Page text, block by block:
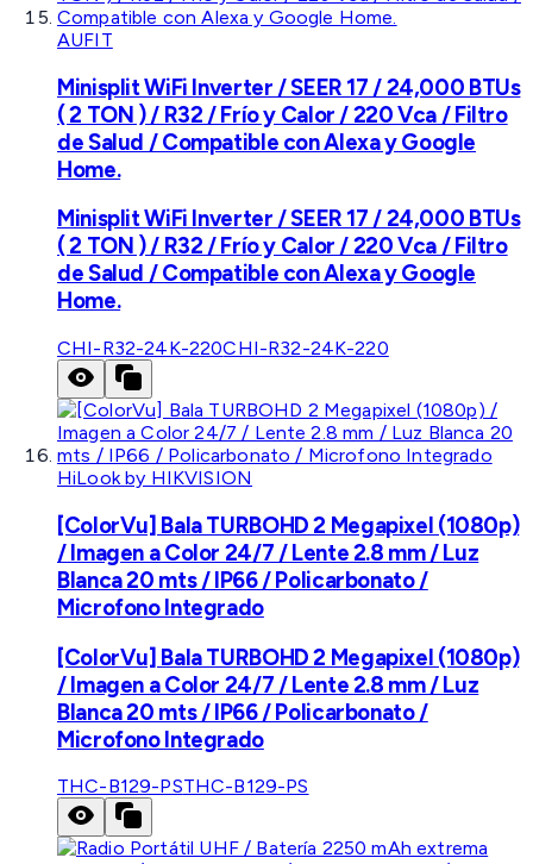
AUFIT
Minisplit WiFi Inverter / SEER 17 / 24,000 BTUs
( 2 TON ) / R32 / Frío y Calor / 220 Vca / Filtro
de Salud / Compatible con Alexa y Google
Home.
Minisplit WiFi Inverter / SEER 17 / 24,000 BTUs
( 2 TON ) / R32 / Frío y Calor / 220 Vca / Filtro
de Salud / Compatible con Alexa y Google
Home.
CHI-R32-24K-220CHI-R32-24K-220
HiLook by HIKVISION
[ColorVu] Bala TURBOHD 2 Megapixel (1080p)
/ Imagen a Color 24/7 / Lente 2.8 mm / Luz
Blanca 20 mts / IP66 / Policarbonato /
Microfono Integrado
[ColorVu] Bala TURBOHD 2 Megapixel (1080p)
/ Imagen a Color 24/7 / Lente 2.8 mm / Luz
Blanca 20 mts / IP66 / Policarbonato /
Microfono Integrado
THC-B129-PSTHC-B129-PS